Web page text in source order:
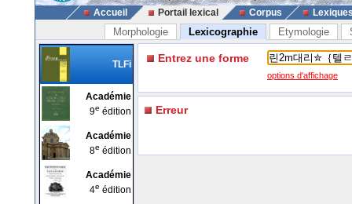
Accueil Portail lexical Corpus
Morphologie Lexicographie Etymologie
TLFi
Académie
9e édition
Académie
8e édition
Académie
4e édition
Entrez une forme
options d'affichage
Erreur